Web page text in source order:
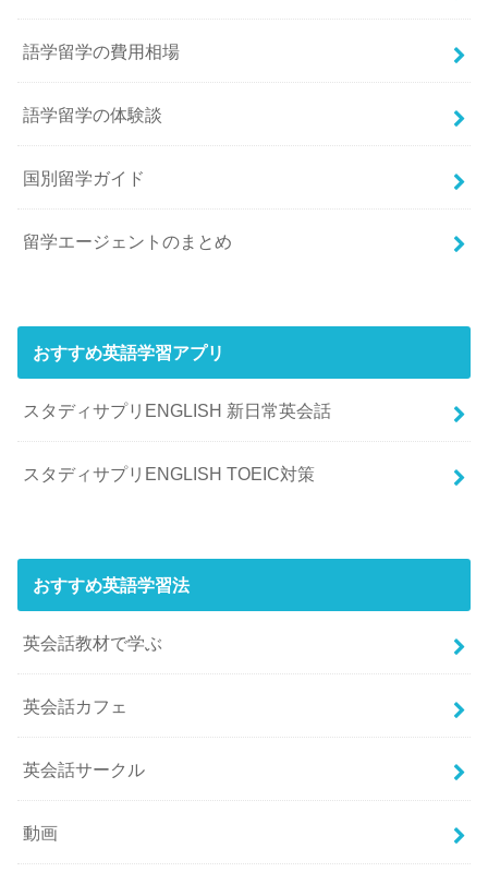
語学留学の費用相場
語学留学の体験談
国別留学ガイド
留学エージェントのまとめ
おすすめ英語学習アプリ
スタディサプリENGLISH 新日常英会話
スタディサプリENGLISH TOEIC対策
おすすめ英語学習法
英会話教材で学ぶ
英会話カフェ
英会話サークル
動画